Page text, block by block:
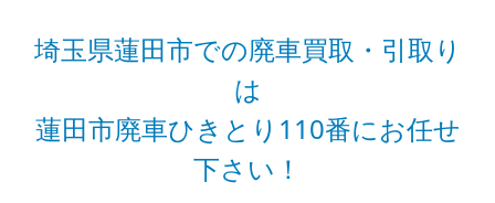
埼玉県蓮田市での廃車買取・引取り
は
蓮田市廃車ひきとり110番にお任せ
下さい！